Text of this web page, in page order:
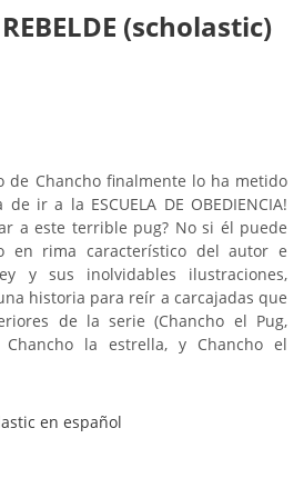
(scholastic)
de Chancho finalmente lo ha metido
ir a la ESCUELA DE OBEDIENCIA!
a este terrible pug? No si él puede
en rima característico del autor e
y sus inolvidables ilustraciones,
historia para reír a carcajadas que
de la serie (Chancho el Pug,
Chancho la estrella, y Chancho el
en español